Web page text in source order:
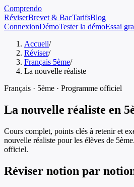
Comprendo
RéviserBrevet & BacTarifsBlog
ConnexionDémoTester la démoEssai
Accueil/
Réviser/
Français 5ème/
La nouvelle réaliste
Français · 5ème · Programme officiel
La nouvelle réaliste en
Cours complet, points clés à retenir et
nouvelle réaliste pour les élèves de 5ème
officiel.
Réviser notion par